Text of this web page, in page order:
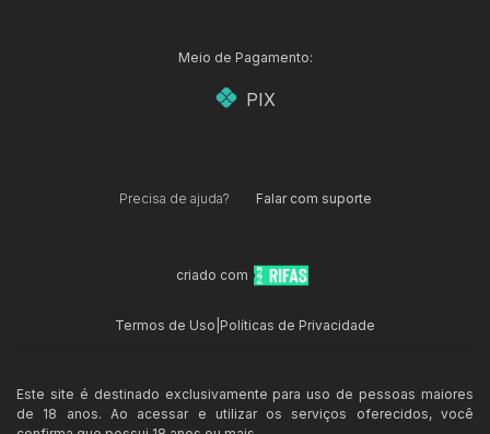
Meio de Pagamento:
PIX
Precisa de ajuda? Falar com suporte
criado com
Termos de Uso Políticas de Privacidade
Este site é destinado exclusivamente para uso de pessoas maiores
de 18 anos. Ao acessar e utilizar os serviços oferecidos, você